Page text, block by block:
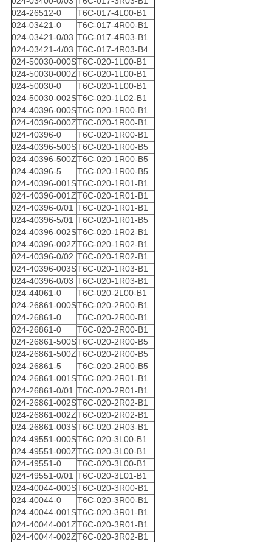
024-26512-0
T6C-017-4L00-B1
024-03421-0
T6C-017-4R00-B1
024-03421-0/03 T6C-017-4R03-B1
024-03421-4/03 T6C-017-4R03-B4
024-50030-000ST6C-020-1L00-B1
024-50030-000ZT6C-020-1L00-B1
024-50030-0
T6C-020-1L00-B1
024-50030-002ST6C-020-1L02-B1
024-40396-000ST6C-020-1R00-B1
024-40396-000ZT6C-020-1R00-B1
024-40396-0
T6C-020-1R00-B1
024-40396-500ST6C-020-1R00-B5
024-40396-500ZT6C-020-1R00-B5
024-40396-5
T6C-020-1R00-B5
024-40396-001ST6C-020-1R01-B1
024-40396-001ZT6C-020-1R01-B1
024-40396-0/01 T6C-020-1R01-B1
024-40396-5/01 T6C-020-1R01-B5
024-40396-002ST6C-020-1R02-B1
024-40396-002ZT6C-020-1R02-B1
024-40396-0/02 T6C-020-1R02-B1
024-40396-003ST6C-020-1R03-B1
024-40396-0/03 T6C-020-1R03-B1
024-44061-0
T6C-020-2L00-B1
024-26861-000ST6C-020-2R00-B1
024-26861-0
T6C-020-2R00-B1
024-26861-0
T6C-020-2R00-B1
024-26861-500ST6C-020-2R00-B5
024-26861-500ZT6C-020-2R00-B5
024-26861-5
T6C-020-2R00-B5
024-26861-001ST6C-020-2R01-B1
024-26861-0/01 T6C-020-2R01-B1
024-26861-002ST6C-020-2R02-B1
024-26861-002ZT6C-020-2R02-B1
024-26861-003ST6C-020-2R03-B1
024-49551-000ST6C-020-3L00-B1
024-49551-000ZT6C-020-3L00-B1
024-49551-0
T6C-020-3L00-B1
024-49551-0/01 T6C-020-3L01-B1
024-40044-000ST6C-020-3R00-B1
024-40044-0
T6C-020-3R00-B1
024-40044-001ST6C-020-3R01-B1
024-40044-001ZT6C-020-3R01-B1
024-40044-002ZT6C-020-3R02-B1